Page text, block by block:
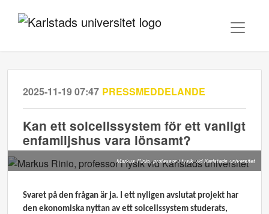
2025-11-19 07:47 PRESSMEDDELANDE
Kan ett solcellssystem för ett vanligt
enfamiljshus vara lönsamt?
Markus Rinio, professor i fysik vid Karlstads universitet
Svaret på den frågan är ja. I ett nyligen avslutat projekt har
den ekonomiska nyttan av ett solcellssystem studerats,